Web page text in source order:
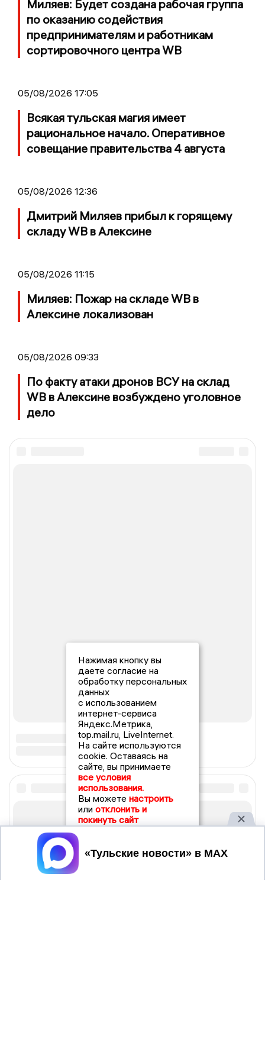
Миляев: Будет создана рабочая группа
по оказанию содействия
предпринимателям и работникам
сортировочного центра WB
05/08/2026 17:05
Всякая тульская магия имеет
рациональное начало. Оперативное
совещание правительства 4 августа
05/08/2026 12:36
Дмитрий Миляев прибыл к горящему
складу WB в Алексине
05/08/2026 11:15
Миляев: Пожар на складе WB в
Алексине локализован
05/08/2026 09:33
По факту атаки дронов ВСУ на склад
WB в Алексине возбуждено уголовное
дело
Нажимая кнопку вы
даете согласие на
обработку персональных
данных
с использованием
интернет-сервиса
Яндекс.Метрика,
top.mail.ru, LiveInternet.
На сайте используются
cookie. Оставаясь на
сайте, вы принимаете
все условия
использования.
Вы можете настроить
или отклонить и
покинуть сайт
Принять